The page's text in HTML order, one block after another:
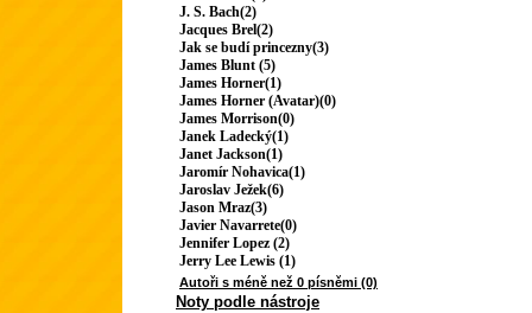
J. S. Bach(2)
Jacques Brel(2)
Jak se budí princezny(3)
James Blunt (5)
James Horner(1)
James Horner (Avatar)(0)
James Morrison(0)
Janek Ladecký(1)
Janet Jackson(1)
Jaromír Nohavica(1)
Jaroslav Ježek(6)
Jason Mraz(3)
Javier Navarrete(0)
Jennifer Lopez (2)
Jerry Lee Lewis (1)
Autoři s méně než 0 písněmi (0)
Noty podle nástroje